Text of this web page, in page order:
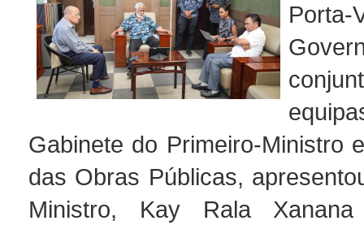
Gabinete do Primeiro-Ministro
das Obras Públicas,
Ministro, Kay Rala